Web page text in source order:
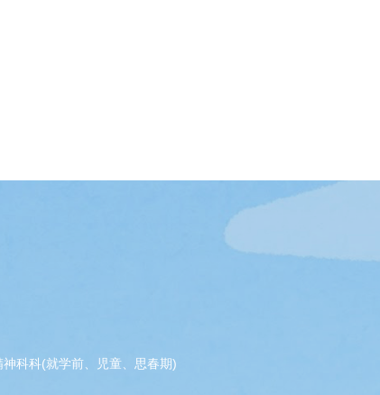
科科(就学前、児童、思春期)